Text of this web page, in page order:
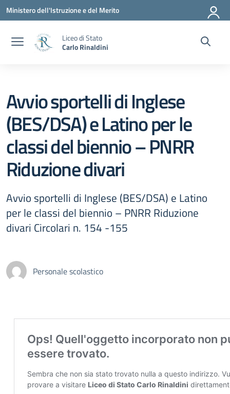
Vai ai contenuti
Vai al menu di navigazione
Vai al footer
Ministero dell'Istruzione e del Merito
Liceo di Stato
Carlo Rinaldini
Avvio sportelli di Inglese
(BES/DSA) e Latino per le
classi del biennio – PNRR
Riduzione divari
Avvio sportelli di Inglese (BES/DSA) e Latino
per le classi del biennio – PNRR Riduzione
divari Circolari n. 154 -155
Personale scolastico